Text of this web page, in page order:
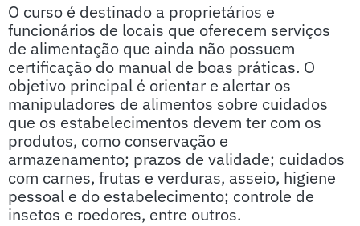
O curso é destinado a proprietários e
funcionários de locais que oferecem serviços
de alimentação que ainda não possuem
certificação do manual de boas práticas. O
objetivo principal é orientar e alertar os
manipuladores de alimentos sobre cuidados
que os estabelecimentos devem ter com os
produtos, como conservação e
armazenamento; prazos de validade; cuidados
com carnes, frutas e verduras, asseio, higiene
pessoal e do estabelecimento; controle de
insetos e roedores, entre outros.